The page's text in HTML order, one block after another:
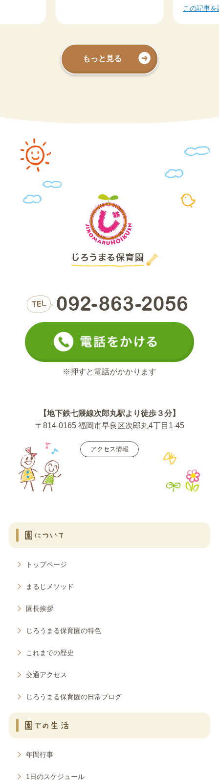
この記事を
もっと見る
※押すと電話がかかります
【地下鉄七隈線次郎丸駅より徒歩３分】
〒814-0165 福岡市早良区次郎丸4丁目1-45
アクセス情報
園について
トップページ
まるじメソッド
園長挨拶
じろうまる保育園の特色
これまでの歴史
交通アクセス
じろうまる保育園の日常ブログ
園での生活
年間行事
1日のスケジュール